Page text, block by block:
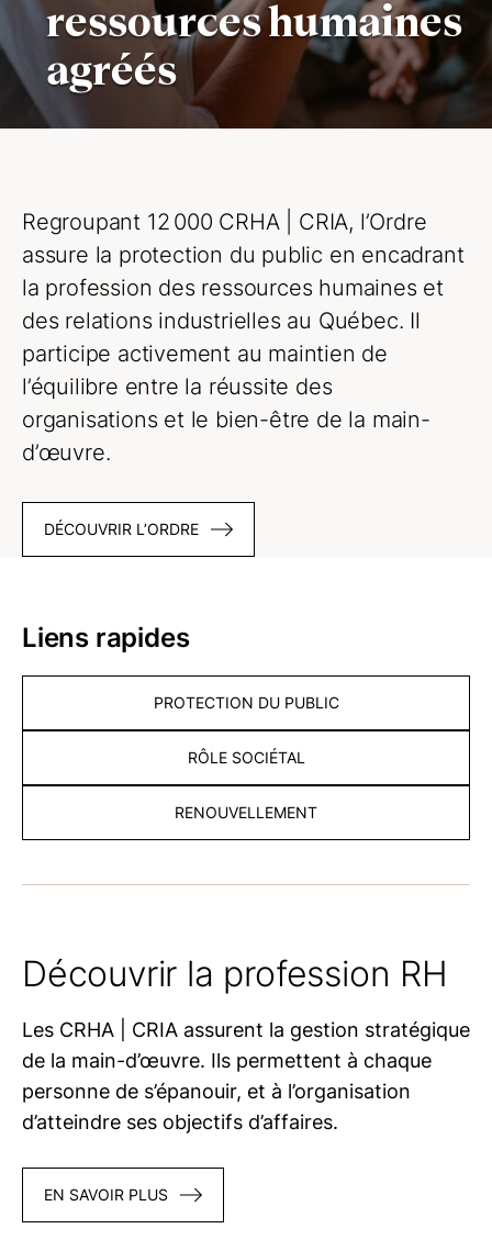
ressources humaines
agréés
Regroupant 12 000 CRHA | CRIA, l’Ordre
assure la protection du public en encadrant
la profession des ressources humaines et
des relations industrielles au Québec. Il
participe activement au maintien de
l’équilibre entre la réussite des
organisations et le bien-être de la main-
d’œuvre.
DÉCOUVRIR L’ORDRE
Liens rapides
PROTECTION DU PUBLIC
RÔLE SOCIÉTAL
RENOUVELLEMENT
Découvrir la profession RH
Les CRHA | CRIA assurent la gestion stratégique
de la main-d’œuvre. Ils permettent à chaque
personne de s’épanouir, et à l’organisation
d’atteindre ses objectifs d’affaires.
EN SAVOIR PLUS